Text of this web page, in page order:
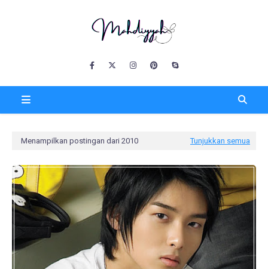
Menampilkan postingan dari 2010 Tunjukkan semua